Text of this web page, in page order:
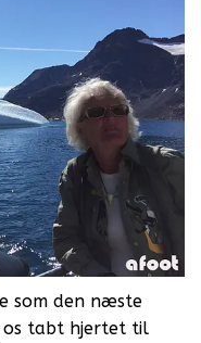
som den næste
os tabt hjertet til